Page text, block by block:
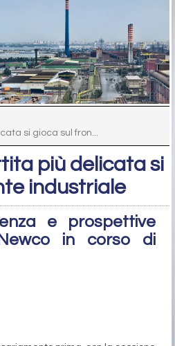
si gioca sul fron...
più delicata si
industriale
e prospettive
in corso di